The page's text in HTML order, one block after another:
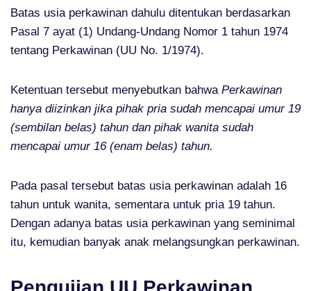
Batas usia perkawinan dahulu ditentukan berdasarkan
Pasal 7 ayat (1) Undang-Undang Nomor 1 tahun 1974
tentang Perkawinan (UU No. 1/1974).
Ketentuan tersebut menyebutkan bahwa Perkawinan
hanya diizinkan jika pihak pria sudah mencapai umur 19
(sembilan belas) tahun dan pihak wanita sudah
mencapai umur 16 (enam belas) tahun.
Pada pasal tersebut batas usia perkawinan adalah 16
tahun untuk wanita, sementara untuk pria 19 tahun.
Dengan adanya batas usia perkawinan yang seminimal
itu, kemudian banyak anak melangsungkan perkawinan.